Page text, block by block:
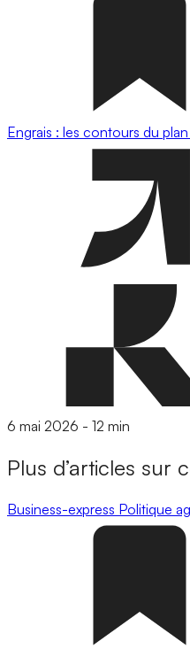
Engrais : les contours du
6 mai 2026 - 12 min
Plus d’articles sur
Business-express Politique